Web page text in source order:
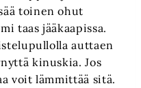
toinen ohut
taas jääkaapissa.
auttaen
kinuskia. Jos
voit lämmittää sitä.